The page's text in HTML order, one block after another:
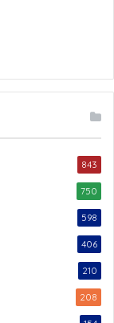
843
750
598
406
210
208